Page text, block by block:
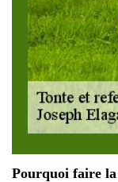
Pourquoi faire la